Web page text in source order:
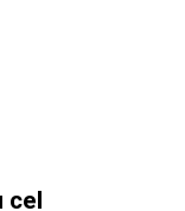
cel